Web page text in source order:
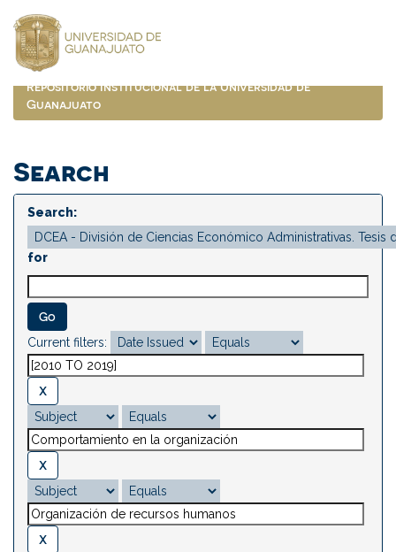
navigation
Repositorio Institucional de la Universidad de
Guanajuato
Search
Search:
for
Current filters: